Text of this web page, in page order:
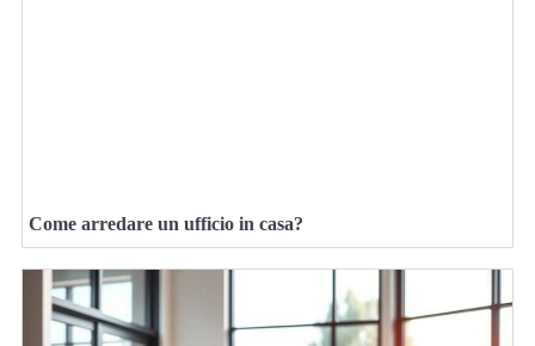
Come arredare un ufficio in casa?